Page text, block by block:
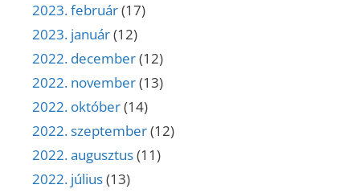
2023. február(17)
2023. január(12)
2022. december(12)
2022. november(13)
2022. október(14)
2022. szeptember(12)
2022. augusztus(11)
2022. július(13)